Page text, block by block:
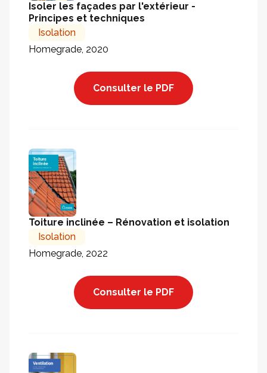
Isoler les façades par l'extérieur -
Principes et techniques
Isolation
Homegrade, 2020
Consulter le PDF
Toiture inclinée – Rénovation et isolation
Isolation
Homegrade, 2022
Consulter le PDF